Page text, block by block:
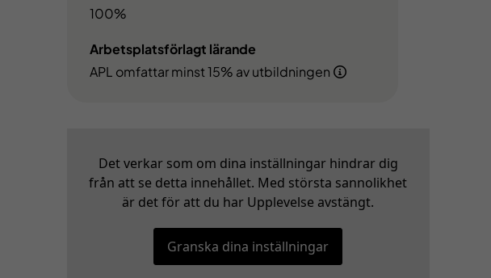
100%
Arbetsplatsförlagt lärande
APL omfattar minst 15% av utbildningen
Det verkar som om dina inställningar hindrar dig
från att se detta innehållet. Med största sannolikhet
är det för att du har Upplevelse avstängt.
Granska dina inställningar